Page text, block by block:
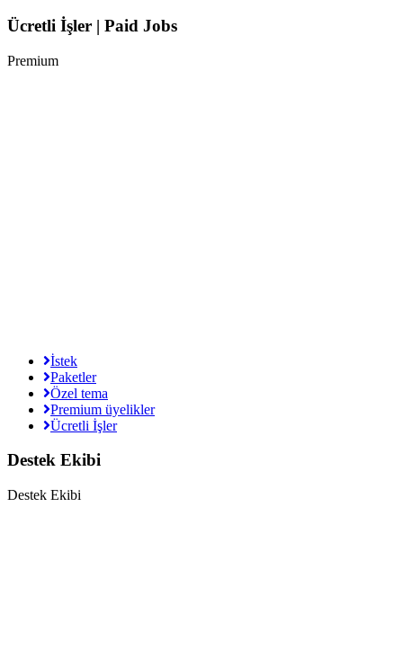
Ücretli İşler | Paid Jobs
Premium
İstek
Paketler
Özel tema
Premium üyelikler
Ücretli İşler
Destek Ekibi
Destek Ekibi